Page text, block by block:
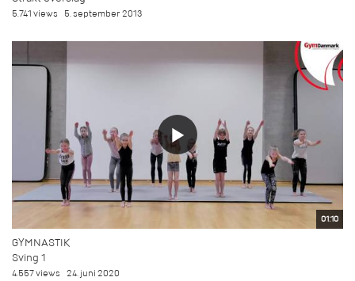
5.741 views 5. september 2013
01:10
GYMNASTIK
Sving 1
4.557 views 24. juni 2020